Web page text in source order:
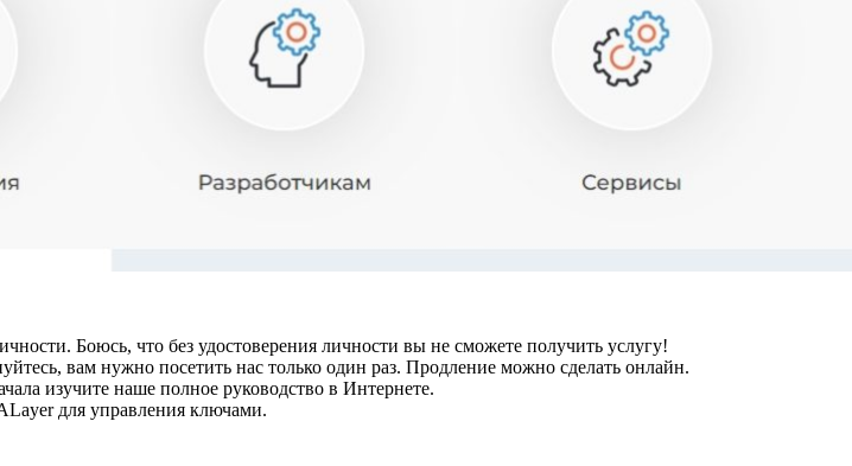
Боюсь, что без удостоверения личности вы не сможете получить услугу!
вам нужно посетить нас только один раз. Продление можно сделать онлайн.
изучите наше полное руководство в Интернете.
для управления ключами.